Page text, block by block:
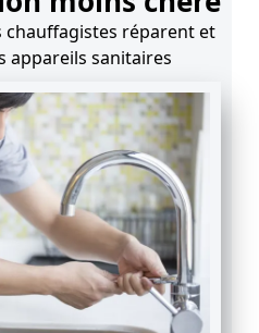
chauffagistes réparent et
appareils sanitaires